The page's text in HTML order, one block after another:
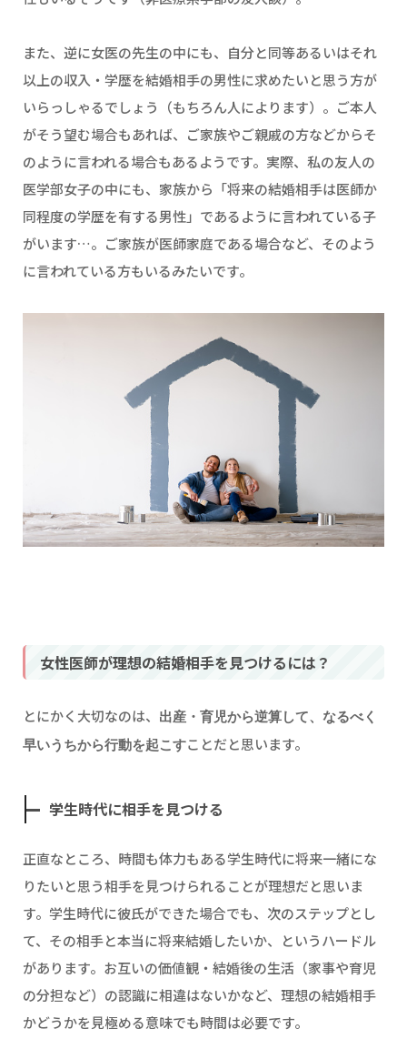
また、逆に女医の先生の中にも、自分と同等あるいはそれ
以上の収入・学歴を結婚相手の男性に求めたいと思う方が
いらっしゃるでしょう（もちろん人によります）。ご本人
がそう望む場合もあれば、ご家族やご親戚の方などからそ
のように言われる場合もあるようです。実際、私の友人の
医学部女子の中にも、家族から「将来の結婚相手は医師か
同程度の学歴を有する男性」であるように言われている子
がいます…。ご家族が医師家庭である場合など、そのよう
に言われている方もいるみたいです。
女性医師が理想の結婚相手を見つけるには？
とにかく大切なのは、
出産・育児から逆算して、なるべく
早いうちから行動を起こすことだと思います。
学生時代に相手を見つける
正直なところ、時間も体力もある学生時代に将来一緒にな
りたいと思う相手を見つけられることが理想だと思いま
す。学生時代に彼氏ができた場合でも、次のステップとし
て、その相手と本当に将来結婚したいか、というハードル
があります。お互いの価値観・結婚後の生活（家事や育児
の分担など）の認識に相違はないかなど、理想の結婚相手
かどうかを見極める意味でも時間は必要です。